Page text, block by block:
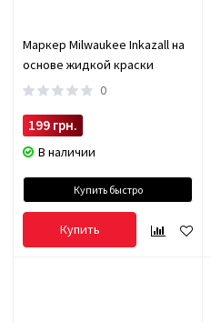
Маркер Milwaukee Inkazall на
основе жидкой краски
0
199 грн.
В наличии
Купить быстро
Купить